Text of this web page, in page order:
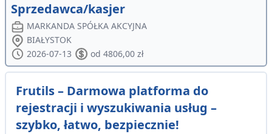
Sprzedawca/kasjer
MARKANDA SPÓŁKA AKCYJNA
BIAŁYSTOK
2026-07-13
od 4806,00 zł
Frutils – Darmowa platforma do
rejestracji i wyszukiwania usług –
szybko, łatwo, bezpiecznie!